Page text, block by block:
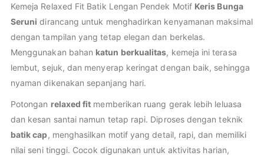
Kemeja Relaxed Fit Batik Lengan Pendek Motif Keris Bunga
Seruni dirancang untuk menghadirkan kenyamanan maksimal
dengan tampilan yang tetap elegan dan berkelas.
Menggunakan bahan katun berkualitas, kemeja ini terasa
lembut, sejuk, dan menyerap keringat dengan baik, sehingga
nyaman dikenakan sepanjang hari.
Potongan relaxed fit memberikan ruang gerak lebih leluasa
dan kesan santai namun tetap rapi. Diproses dengan teknik
batik cap, menghasilkan motif yang detail, rapi, dan memiliki
nilai seni tinggi. Cocok digunakan untuk aktivitas harian,